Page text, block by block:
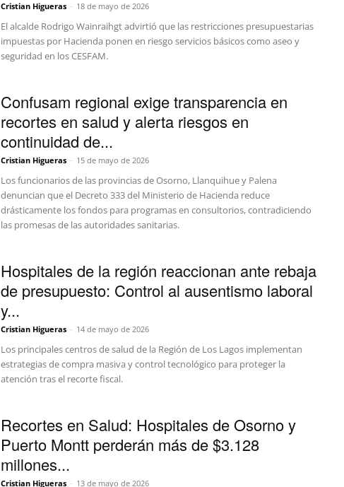
Cristian Higueras - 18 de mayo de 2026
El alcalde Rodrigo Wainraihgt advirtió que las restricciones presupuestarias
impuestas por Hacienda ponen en riesgo servicios básicos como aseo y
seguridad en los CESFAM.
Confusam regional exige transparencia en
recortes en salud y alerta riesgos en
continuidad de...
Cristian Higueras - 15 de mayo de 2026
Los funcionarios de las provincias de Osorno, Llanquihue y Palena
denuncian que el Decreto 333 del Ministerio de Hacienda reduce
drásticamente los fondos para programas en consultorios, contradiciendo
las promesas de las autoridades sanitarias.
Hospitales de la región reaccionan ante rebaja
de presupuesto: Control al ausentismo laboral
y...
Cristian Higueras - 14 de mayo de 2026
Los principales centros de salud de la Región de Los Lagos implementan
estrategias de compra masiva y control tecnológico para proteger la
atención tras el recorte fiscal.
Recortes en Salud: Hospitales de Osorno y
Puerto Montt perderán más de $3.128
millones...
Cristian Higueras - 13 de mayo de 2026